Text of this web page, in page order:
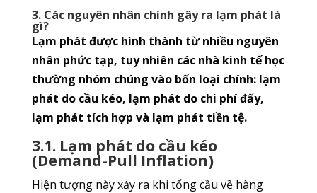
3. Các nguyên nhân chính gây ra lạm phát là
gì?
Lạm phát được hình thành từ nhiều nguyên
nhân phức tạp, tuy nhiên các nhà kinh tế học
thường nhóm chúng vào bốn loại chính: lạm
phát do cầu kéo, lạm phát do chi phí đẩy,
lạm phát tích hợp và lạm phát tiền tệ.
3.1. Lạm phát do cầu kéo
(Demand-Pull Inflation)
Hiện tượng này xảy ra khi tổng cầu về hàng